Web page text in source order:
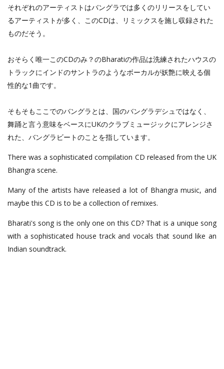
それぞれのアーティストはバングラでは多くのリリースをしてい
るアーティストが多く、このCDは、リミックスを施し収録された
ものだそう。
おそらく唯一このCDのみ？のBharatiの作品は洗練されたハウスの
トラックにインドのサントラのようなボーカルが妖艶に映える個
性的な1曲です。
そもそもここでのバングラとは、国のバングラデシュではなく、
舞踊と言う意味をベースにUKのクラブミュージックにアレンジさ
れた、バングラビートのことを指しています。
There was a sophisticated compilation CD released from the UK
Bhangra scene.
Many of the artists have released a lot of Bhangra music, and
maybe this CD is to be a collection of remixes.
Bharati's song is the only one on this CD? That is a unique song
with a sophisticated house track and vocals that sound like an
Indian soundtrack.